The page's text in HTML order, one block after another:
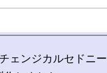
ェンジカルセドニ